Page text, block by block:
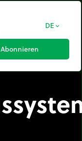
DE expand_more
Abonnieren